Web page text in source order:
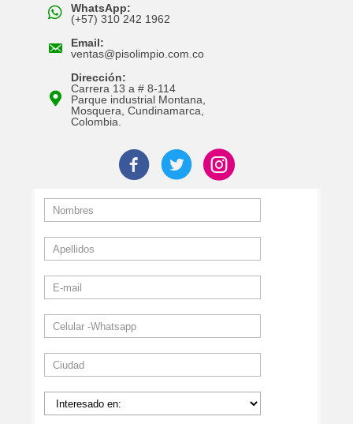
WhatsApp:
(+57) 310 242 1962
Email:
ventas@pisolimpio.com.co
Dirección:
Carrera 13 a # 8-114
Parque industrial Montana,
Mosquera, Cundinamarca,
Colombia.